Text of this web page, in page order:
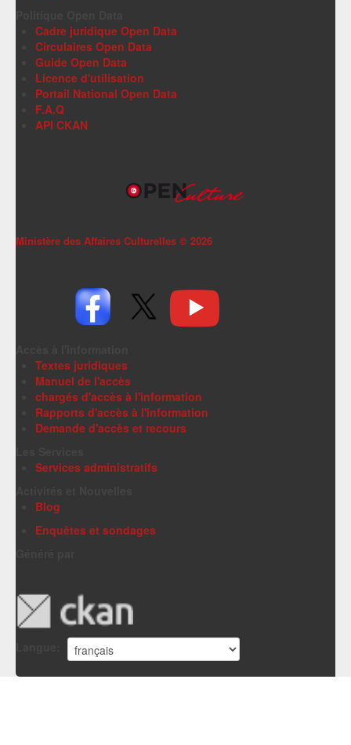
Cadre juridique Open Data
Circulaires Open Data
Guide Open Data
Licence d'utilisation
Portail National Open Data
F.A.Q
API CKAN
Ministère des Affaires Culturelles © 2026
Textes juridiques
Manuel de l'accès
chargés d'accès à l'information
Rapports d'accès à l'information
Demande d'accès et recours
Services administratifs
Blog
Enquêtes et sondages